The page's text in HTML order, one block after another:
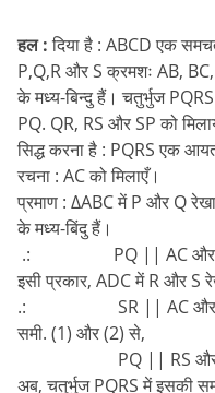
हल :दिया है : ABCD एक
P,Q,R और S क्रमशः AB,
के मध्य-बिन्दु हैं। चतुर्भुज
PQ. QR, RS और SP को
सिद्ध करना है : PQRS एक
रचना : AC को मिलाएँ।
प्रमाण : ∆ABC में P और Q
के मध्य-बिंदु हैं।
.: PQ || AC और
इसी प्रकार, ADC में R और S
.: SR || AC और
समी. (1) और (2) से,
PQ || RS और
अब, चतुर्भुज PQRS में इसकी